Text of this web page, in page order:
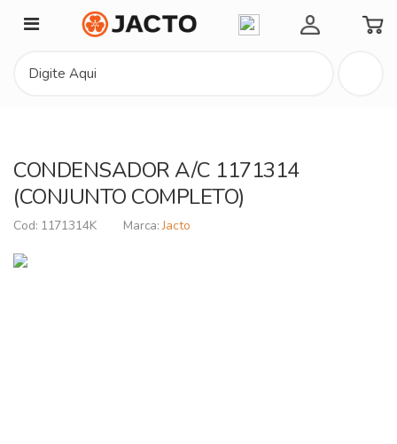
Minha Conta
CONDENSADOR A/C 1171314
(CONJUNTO COMPLETO)
1171314K Jacto